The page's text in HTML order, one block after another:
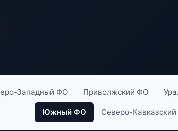
Западный ФО Приволжский ФО
Южный ФО Северо-